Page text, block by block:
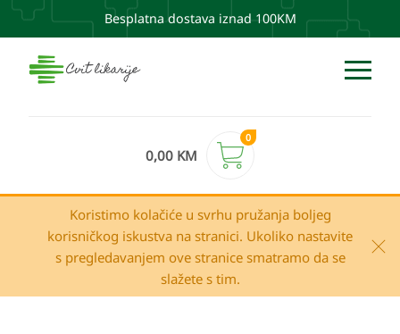
Besplatna dostava iznad 100KM
0,00 KM
0
Koristimo kolačiće u svrhu pružanja boljeg
korisničkog iskustva na stranici. Ukoliko nastavite
s pregledavanjem ove stranice smatramo da se
slažete s tim.